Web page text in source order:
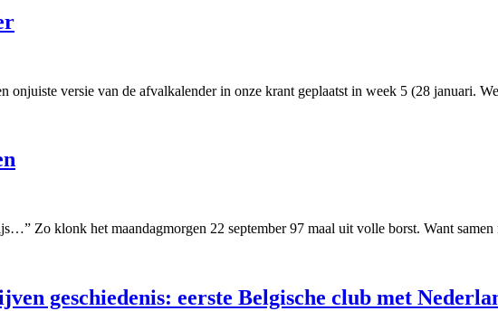
onjuiste versie van de afvalkalender in onze krant geplaatst in week 5 (28 januari.
Zo klonk het maandagmorgen 22 september 97 maal uit volle borst. Want samen
geschiedenis: eerste Belgische club met